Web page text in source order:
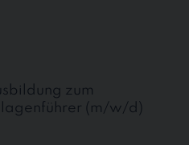
zum
(m/w/d)